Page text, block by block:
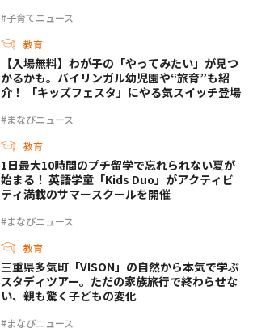
#子育てニュース
教育
#まなびニュース
【入場無料】わが子の「やってみたい」が見つ
かるかも。バイリンガル幼児園や“旅育”も紹
介！ 「キッズフェスタ」にやる気スイッチ登場
教育
#まなびニュース
1日最大10時間のプチ留学で忘れられない夏が
始まる！ 英語学童「Kids Duo」がアクティビ
ティ満載のサマースクールを開催
教育
#まなびニュース
三重県多気町「VISON」の自然から本気で学ぶ
スタディツアー。ただの家族旅行で終わらせな
い、親も驚く子どもの変化